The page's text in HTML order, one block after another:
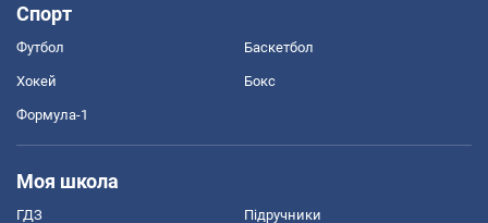
Спорт
Футбол Баскетбол
Хокей Бокс
Формула-1
Моя школа
ГДЗ Підручники